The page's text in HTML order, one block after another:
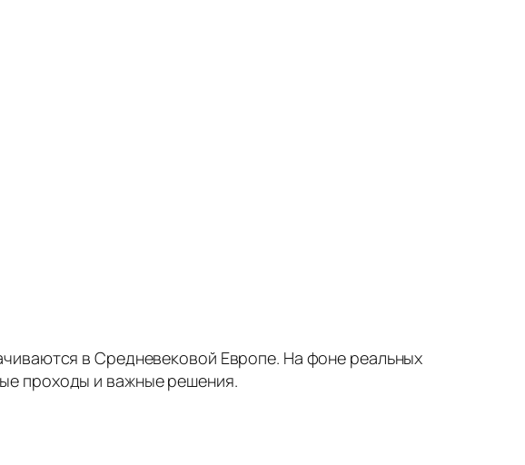
в Средневековой Европе. На фоне реальных
проходы и важные решения.